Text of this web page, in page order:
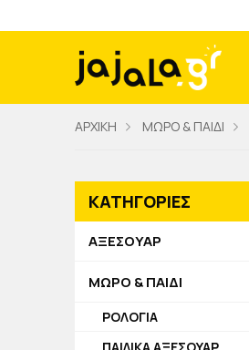
ΑΡΧΙΚΗ ΜΩΡΟ & ΠΑΙΔΙ
ΚΑΤΗΓΟΡΙΕΣ
ΑΞΕΣΟΥΑΡ
ΜΩΡΟ & ΠΑΙΔΙ
ΡΟΛΟΓΙΑ